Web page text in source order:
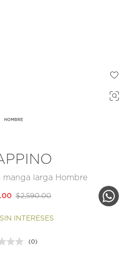
HOMBRE
manga larga Hombre
$2,590.00
INTERESES
Sin
(0)